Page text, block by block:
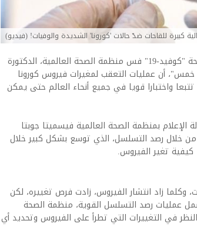
كبيرة للقاحات ضدّ حالات 'كورونا' الشديدة والوفيات! (فيديو)
صرحت عالمة الأوبئة والمسؤولة التقنية عن مكافحة "كوفيد-19" فس منظمة الصحة العالمية، الدكتورة
أن عمليات التعقب لمغيرات فيروس كورونا
واختبارا قويا في جميع أنحاء العالم حتى يمكن
مسؤولة الإعلام بمنظمة الصحة العالمية فيسميتا جوبتا
خلال رصد التسلسل، الذي توسع بشكل كبير خلال
تغير الفيروس.
وكلما زاد انتشار الفيروس، زادت فرص تغييره، لكن
عمليات رصد التسلسل القوية، منظمة الصحة
في التغييرات التي تطرأ على الفيروس وتحديد أي